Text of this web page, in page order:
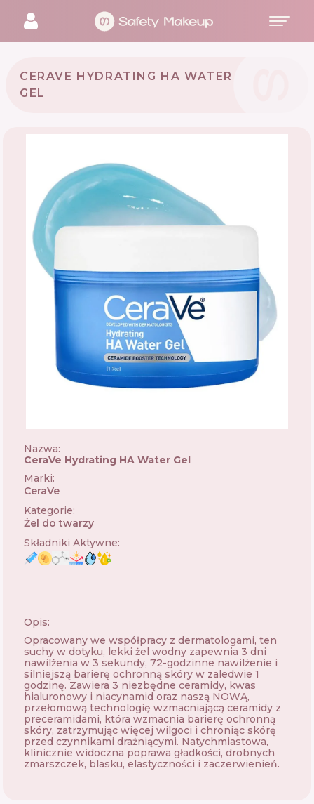
CERAVE HYDRATING HA WATER
GEL
Nazwa:
CeraVe Hydrating HA Water Gel
Marki:
CeraVe
Kategorie:
Żel do twarzy
Składniki Aktywne:
Opis:
Opracowany we współpracy z dermatologami, ten
suchy w dotyku, lekki żel wodny zapewnia 3 dni
nawilżenia w 3 sekundy, 72-godzinne nawilżenie i
silniejszą barierę ochronną skóry w zaledwie 1
godzinę. Zawiera 3 niezbędne ceramidy, kwas
hialuronowy i niacynamid oraz naszą NOWĄ,
przełomową technologię wzmacniającą ceramidy z
preceramidami, która wzmacnia barierę ochronną
skóry, zatrzymując więcej wilgoci i chroniąc skórę
przed czynnikami drażniącymi. Natychmiastowa,
klinicznie widoczna poprawa gładkości, drobnych
zmarszczek, blasku, elastyczności i zaczerwienień.